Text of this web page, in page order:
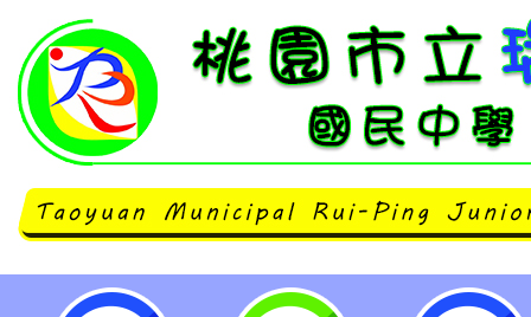
115年度國際教育優良課程工具包